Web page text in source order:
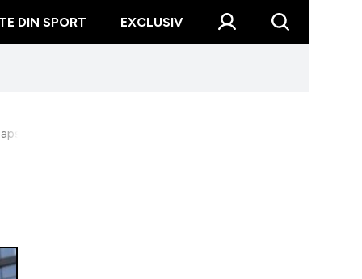
DIN SPORT EXCLUSIV
a primit artistul